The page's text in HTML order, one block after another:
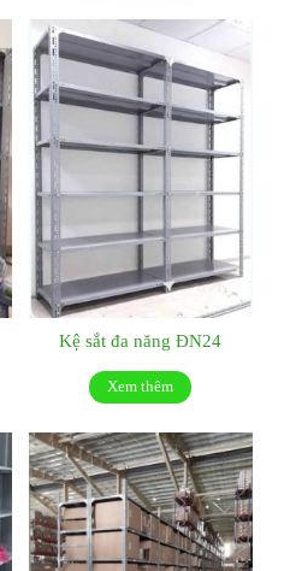
Kệ sắt đa năng ĐN24
Xem thêm